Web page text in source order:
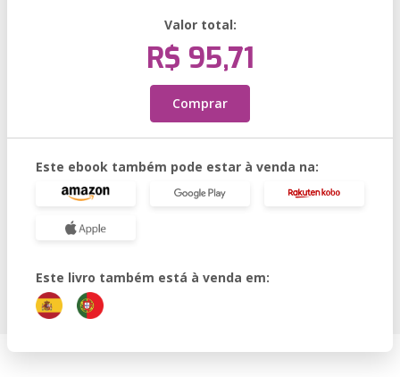
Valor total:
R$ 95,71
Comprar
Este ebook também pode estar à venda na:
Este livro também está à venda em: